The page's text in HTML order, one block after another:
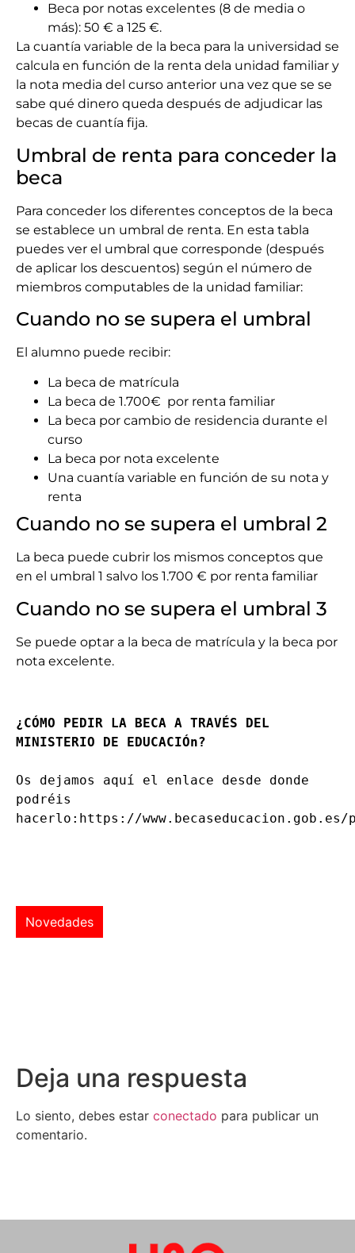
Beca por notas excelentes (8 de media o
más): 50 € a 125 €.
La cuantía variable de la beca para la universidad se
calcula en función de la renta dela unidad familiar y
la nota media del curso anterior una vez que se se
sabe qué dinero queda después de adjudicar las
becas de cuantía fija.
Umbral de renta para conceder la
beca
Para conceder los diferentes conceptos de la beca
se establece un umbral de renta. En esta tabla
puedes ver el umbral que corresponde (después
de aplicar los descuentos) según el número de
miembros computables de la unidad familiar:
Cuando no se supera el umbral
El alumno puede recibir:
La beca de matrícula
La beca de 1.700€ por renta familiar
La beca por cambio de residencia durante el
curso
La beca por nota excelente
Una cuantía variable en función de su nota y
renta
Cuando no se supera el umbral 2
La beca puede cubrir los mismos conceptos que
en el umbral 1 salvo los 1.700 € por renta familiar
Cuando no se supera el umbral 3
Se puede optar a la beca de matrícula y la beca por
nota excelente.
¿CÓMO PEDIR LA BECA A TRAVÉS DEL
MINISTERIO DE EDUCACIÓn?
Os dejamos aquí el enlace desde donde
podréis
hacerlo:https://www.becaseducacion.gob.es/
Novedades
Deja una respuesta
Lo siento, debes estar conectado para publicar un
comentario.